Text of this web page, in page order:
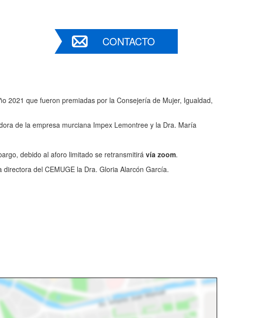
CONTACTO
2021 que fueron premiadas por la Consejería de Mujer, Igualdad,
de la empresa murciana Impex Lemontree y la Dra. María
debido al aforo limitado se retransmitirá vía zoom.
del CEMUGE la Dra. Gloria Alarcón García.